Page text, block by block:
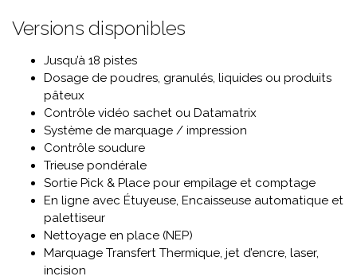
Versions disponibles
Jusqu’à 18 pistes
Dosage de poudres, granulés, liquides ou produits
pâteux
Contrôle vidéo sachet ou Datamatrix
Système de marquage / impression
Contrôle soudure
Trieuse pondérale
Sortie Pick & Place pour empilage et comptage
En ligne avec Étuyeuse, Encaisseuse automatique et
palettiseur
Nettoyage en place (NEP)
Marquage Transfert Thermique, jet d’encre, laser,
incision